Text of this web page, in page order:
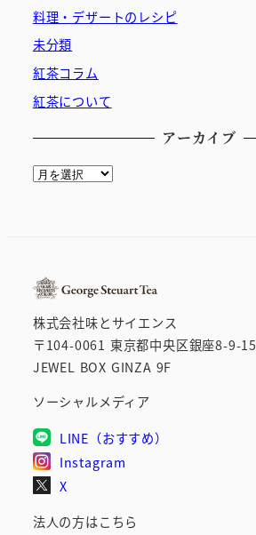
料理・デザートのレシピ
未分類
紅茶コラム
紅茶について
アーカイブ
ア
株式会社味とサイエンス
〒104-0061 東京都中央区銀座8-9-15
JEWEL BOX GINZA 9F
ソーシャルメディア
LINE（おすすめ）
Instagram
X
法人の方はこちら